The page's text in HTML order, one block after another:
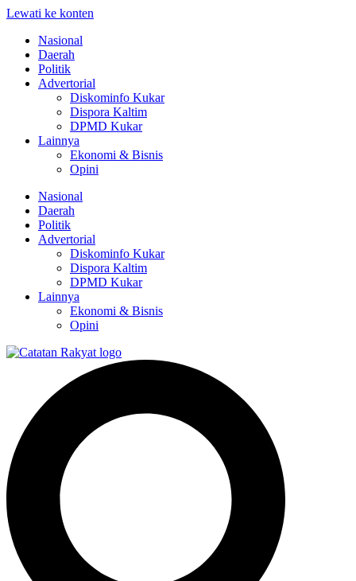
Lewati ke konten
Nasional
Daerah
Politik
Advertorial
Diskominfo Kukar
Dispora Kaltim
DPMD Kukar
Lainnya
Ekonomi & Bisnis
Opini
Nasional
Daerah
Politik
Advertorial
Diskominfo Kukar
Dispora Kaltim
DPMD Kukar
Lainnya
Ekonomi & Bisnis
Opini